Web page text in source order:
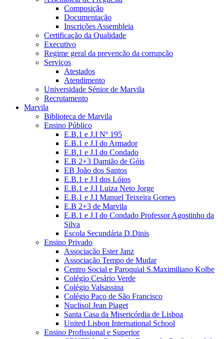
Composição
Documentação
Inscrições Assembleia
Certificação da Qualidade
Executivo
Regime geral da prevenção da corrupção
Serviços
Atestados
Atendimento
Universidade Sénior de Marvila
Recrutamento
Marvila
Biblioteca de Marvila
Ensino Público
E.B.1 e J.I Nº 195
E.B.1 e J.I do Armador
E.B.1 e J.I do Condado
E.B 2+3 Damião de Góis
EB João dos Santos
E.B.1 e J.I dos Lóios
E.B.1 e J.I Luiza Neto Jorge
E.B.1 e J.I Manuel Teixeira Gomes
E.B 2+3 de Marvila
E.B.1 e J.I do Condado Professor Agostinho da
Silva
Escola Secundária D.Dinis
Ensino Privado
Associação Ester Janz
Associação Tempo de Mudar
Centro Social e Paroquial S.Maximiliano Kolbe
Colégio Cesário Verde
Colégio Valsassina
Colégio Paço de São Francisco
Nuclisol Jean Piaget
Santa Casa da Misericórdia de Lisboa
United Lisbon International School
Ensino Profissional e Superior